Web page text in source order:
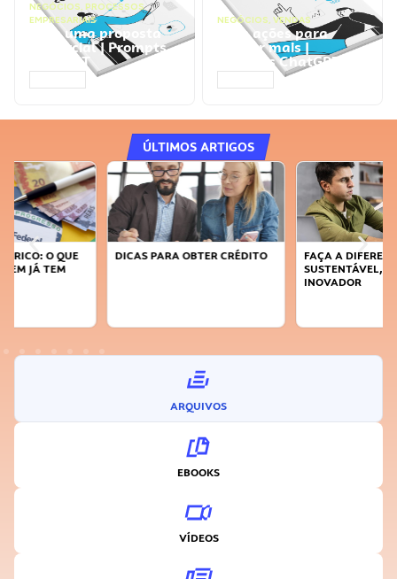
NEGÓCIOS, PROCESSOS
EMPRESARIAIS
Faça uma proposta
comercial | Prompts
ChatGPT
NEGÓCIOS, VENDAS
Faça ações para
vender mais |
Prompts ChatGPT
ÚLTIMOS ARTIGOS
DICAS PARA OBTER CRÉDITO
FAÇA A DIFERENÇA: SEJA
SUSTENTÁVEL, SEJA
ARQUIVOS
EBOOKS
VÍDEOS